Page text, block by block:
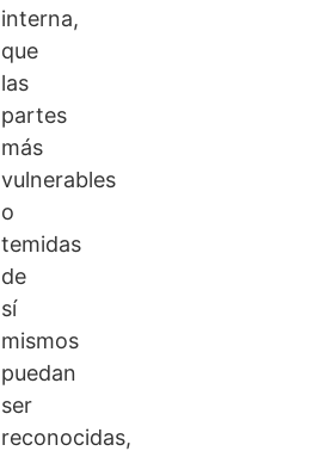
interna,
que
las
partes
más
vulnerables
o
temidas
de
sí
mismos
puedan
ser
reconocidas,